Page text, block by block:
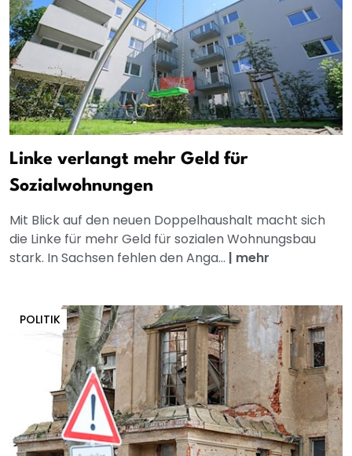
Linke verlangt mehr Geld für
Sozialwohnungen
Mit Blick auf den neuen Doppelhaushalt macht sich
die Linke für mehr Geld für sozialen Wohnungsbau
stark. In Sachsen fehlen den Anga... | mehr
POLITIK